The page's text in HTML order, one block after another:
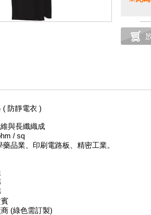
( 防靜電衣 )
與長纖織成
/ sq
品業、印刷電路板、精密工業。
(綠色需訂製)